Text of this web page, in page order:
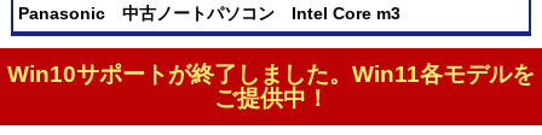
Panasonic 中古ノートパソコン Intel Core m3
Win10サポートが終了しました。Win11各モデルを
ご提供中！